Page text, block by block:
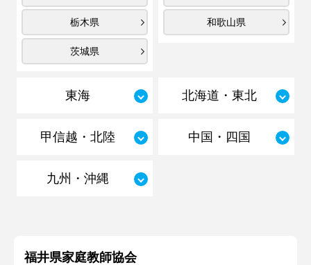
栃木県
茨城県
和歌山県
東海 北海道・東北
甲信越・北陸 中国・四国
九州・沖縄
福井県家庭教師協会